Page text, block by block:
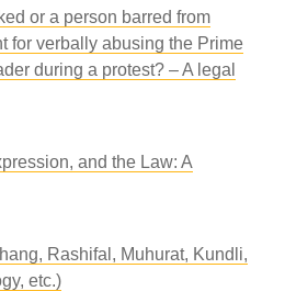
॥
बखरिया ॥ मगन जियरा
or a person barred from
for verbally abusing the Prime
during a protest? – A legal
and the Law: A
Rashifal, Muhurat, Kundli,
etc.)